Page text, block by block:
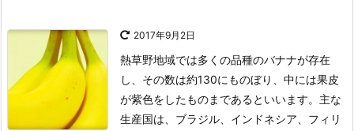
2017年9月2日
熱草野地域では多くの品種のバナナが存在
し、その数は約130にものぼり、中には果皮
が紫色をしたものまであるといいます。主な
生産国は、ブラジル、インドネシア、フィリ